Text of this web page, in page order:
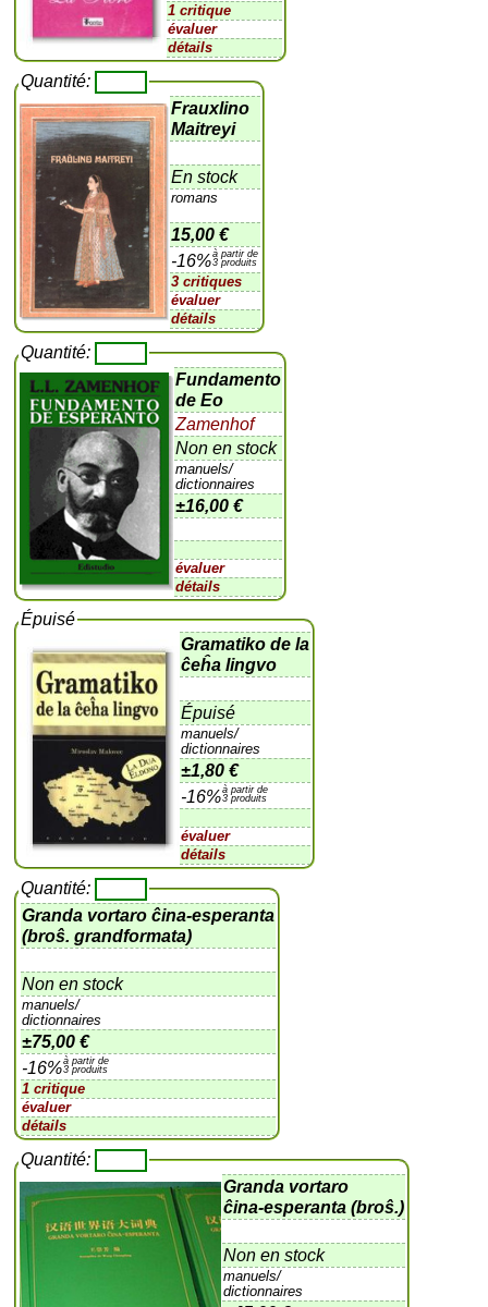
1 critique
évaluer
détails
Quantité:
Frauxlino
Maitreyi
En stock
romans
15,00 €
-16%à partir de
3 produits
3 critiques
évaluer
détails
Quantité:
Fundamento
de Eo
Zamenhof
Non en stock
manuels/
dictionnaires
±16,00 €
évaluer
détails
Épuisé
Gramatiko de la
ĉeĥa lingvo
Épuisé
manuels/
dictionnaires
±1,80 €
-16%à partir de
3 produits
évaluer
détails
Quantité:
Granda vortaro ĉina-esperanta
(broŝ. grandformata)
Non en stock
manuels/
dictionnaires
±75,00 €
-16%à partir de
3 produits
1 critique
évaluer
détails
Quantité:
Granda vortaro
ĉina-esperanta (broŝ.)
Non en stock
manuels/
dictionnaires